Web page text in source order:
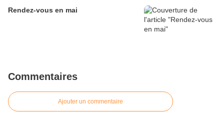
Rendez-vous en mai
Commentaires
Ajouter un commentaire